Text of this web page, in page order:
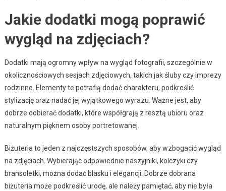
Jakie dodatki mogą poprawić
wygląd na zdjęciach?
Dodatki mają ogromny wpływ na wygląd fotografii, szczególnie w
okolicznościowych sesjach zdjęciowych, takich jak śluby czy imprezy
rodzinne. Elementy te potrafią dodać charakteru, podkreślić
stylizację oraz nadać jej wyjątkowego wyrazu. Ważne jest, aby
dobrze dobierać dodatki, które współgrają z resztą ubioru oraz
naturalnym pięknem osoby portretowanej.
Biżuteria to jeden z najczęstszych sposobów, aby wzbogacić wygląd
na zdjęciach. Wybierając odpowiednie naszyjniki, kolczyki czy
bransoletki, można dodać blasku i elegancji. Dobrze dobrana
biżuteria może podkreślić urodę, ale należy pamiętać, aby nie była